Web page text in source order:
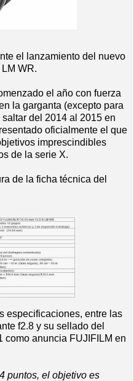
el lanzamiento del nuevo
WR.
el año con fuerza
la garganta (excepto para
del 2014 al 2015 en
oficialmente el que
imprescindibles
de la serie X.
de la ficha técnica del
especificaciones, entre las
f2.8 y su sellado del
como anuncia FUJIFILM en
puntos, el objetivo es